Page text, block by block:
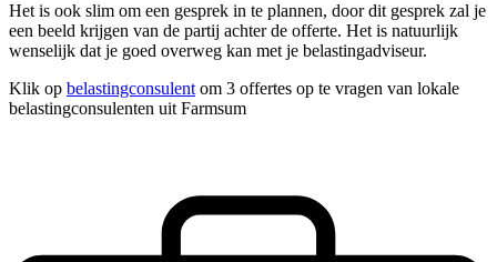
Het is ook slim om een gesprek in te plannen, door dit gesprek zal je
een beeld krijgen van de partij achter de offerte. Het is natuurlijk
wenselijk dat je goed overweg kan met je belastingadviseur.
Klik op belastingconsulent om 3 offertes op te vragen van lokale
belastingconsulenten uit Farmsum